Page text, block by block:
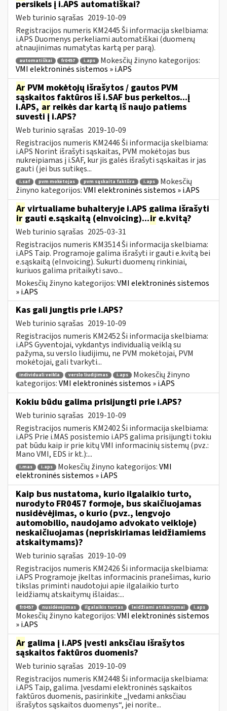
persikels į i.APS automatiškai?
Web turinio sąrašas 2019-10-09
Registracijos numeris KM2445 Ši informacija skelbiama:
i.APS Duomenys perkeliami automatiškai (duomenų
atnaujinimas numatytas kartą per parą).
automatiškai fr0457 i.aps
Mokesčių žinyno kategorijos:
VMI elektroninės sistemos » i.APS
Ar PVM mokėtojų išrašytos / gautos PVM
sąskaitos faktūros iš i.SAF bus perkeltos...į
i.APS, ar reikės dar kartą iš naujo patiems
suvesti į i.APS?
Web turinio sąrašas 2019-10-09
Registracijos numeris KM2446 Ši informacija skelbiama:
i.APS Norint išrašyti sąskaitas, PVM mokėtojas bus
nukreipiamas į i.SAF, kur jis galės išrašyti sąskaitas ir jas
gauti (jei bus sutikęs...
i.saf pvm mokėtojas pvm sąskaita faktūra i.aps
Mokesčių
žinyno kategorijos:VMI elektroninės sistemos » i.APS
Ar virtualiame buhalteryje i.APS galima išrašyti
irgauti e.sąskaitą (eInvoicing)...ir e.kvitą?
Web turinio sąrašas 2025-03-31
Registracijos numeris KM3514 Ši informacija skelbiama:
i.APS Taip. Programoje galima išrašyti ir gauti e.kvitą bei
e.sąskaitą (eInvoicing). Sukurti duomenų rinkiniai,
kuriuos galima pritaikyti savo...
Mokesčių žinyno kategorijos:VMI elektroninės sistemos
» i.APS
Kas gali jungtis prie i.APS?
Web turinio sąrašas 2019-10-09
Registracijos numeris KM2452 Ši informacija skelbiama:
i.APS Gyventojai, vykdantys individualią veiklą su
pažyma, su verslo liudijimu, ne PVM mokėtojai, PVM
mokėtojai, gali tvarkyti...
individuali veikla verslo liudijimas i.aps
Mokesčių žinyno
kategorijos:VMI elektroninės sistemos » i.APS
Kokiu būdu galima prisijungti prie i.APS?
Web turinio sąrašas 2019-10-09
Registracijos numeris KM2402 Ši informacija skelbiama:
i.APS Prie i.MAS posistemio i.APS galima prisijungti tokiu
pat būdu kaip ir prie kitų VMI informacinių sistemų (pvz.:
Mano VMI, EDS ir kt.):...
i.mas i.aps Mokesčių žinyno kategorijos:VMI
elektroninės sistemos » i.APS
Kaip bus nustatoma, kurio ilgalaikio turto,
nurodyto FR0457 formoje, bus skaičiuojamas
nusidėvėjimas, o kurio (pvz., lengvojo
automobilio, naudojamo advokato veikloje)
neskaičiuojamas (nepriskiriamas leidžiamiems
atskaitymams)?
Web turinio sąrašas 2019-10-09
Registracijos numeris KM2426 Ši informacija skelbiama:
i.APS Programoje įkeltas informacinis pranešimas, kurio
tikslas priminti naudotojui apie ilgalaikio turto
leidžiamų atskaitymų išlaidas:...
fr0457 nusidėvėjimas ilgalaikis turtas leidžiami atskaitymai i.aps
Mokesčių žinyno kategorijos:VMI elektroninės sistemos
» i.APS
Ar galima į i.APS įvesti anksčiau išrašytos
sąskaitos faktūros duomenis?
Web turinio sąrašas 2019-10-09
Registracijos numeris KM2448 Ši informacija skelbiama:
i.APS Taip, galima. Įvesdami elektroninės sąskaitos
faktūros duomenis, pasirinkite „Įvedami anksčiau
išrašytos sąskaitos duomenys“, jei norite...